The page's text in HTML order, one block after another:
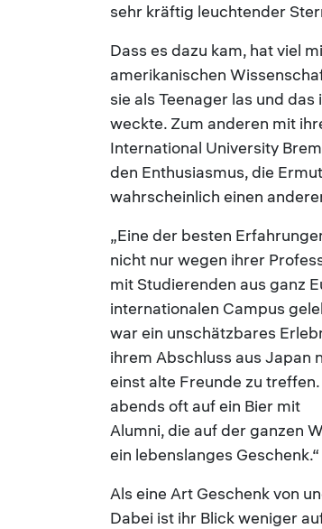
sehr kräftig leuchtender
Dass es dazu kam, hat viel
amerikanischen
sie als Teenager las und
weckte. Zum anderen mit
International University
den Enthusiasmus, die
wahrscheinlich einen
„Eine der besten
nicht nur wegen ihrer
mit Studierenden aus ganz
internationalen Campus
war ein unschätzbares
ihrem Abschluss aus Japan
einst alte Freunde zu
abends oft auf ein Bier mit
Alumni, die auf der ganzen
ein lebenslanges Geschenk.“
Als eine Art Geschenk von
Dabei ist ihr Blick weniger